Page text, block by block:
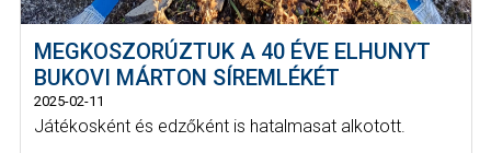
MEGKOSZORÚZTUK A 40 ÉVE ELHUNYT
BUKOVI MÁRTON SÍREMLÉKÉT
2025-02-11
Játékosként és edzőként is hatalmasat alkotott.